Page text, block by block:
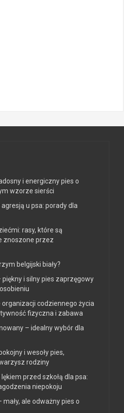
i energiczny pies o
wzorze sierści
u psa: porady dla
rasy, które są
znoszone przez
belgijski biały?
piękny i silny pies zaprzęgowy
organizacji codziennego życia
fizyczna i zabawa
– idealny wybór dla
i wesoły pies,
rodziny
przed szkołą dla psa:
niepokoju
ale odważny pies o